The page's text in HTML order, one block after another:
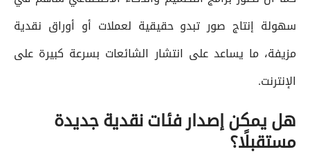
سهولة إنتاج صور تبدو حقيقية لعملات أو أوراق نقدية
مزيفة، ما يساعد على انتشار الشائعات بسرعة كبيرة على
الإنترنت.
هل يمكن إصدار فئات نقدية جديدة
مستقبلًا؟